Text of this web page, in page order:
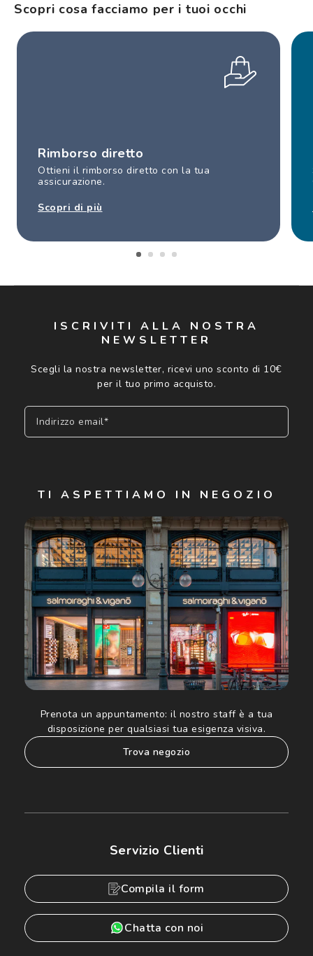
Scopri cosa facciamo per i tuoi occhi
Rimborso diretto
Ottieni il rimborso diretto con la tua
assicurazione.
Scopri di più
ISCRIVITI ALLA NOSTRA
NEWSLETTER
Scegli la nostra newsletter, ricevi uno sconto di 10€
per il tuo primo acquisto.
Indirizzo email*
Cliccando su "Iscriviti", confermo di avere più di 16 anni e
acconsento all'utilizzo dei miei Dati Personali da parte di
Luxottica Group S.p.A. per l'invio di offerte speciali, novità
ed altre comunicazioni di carattere pubblicitario (consultare
Informativa sulla privacyper ulteriori informazioni).
TI ASPETTIAMO IN NEGOZIO
Prenota un appuntamento: il nostro staff è a tua
disposizione per qualsiasi tua esigenza visiva.
trova negozio
Servizio Clienti
Compila il form
Chatta con noi